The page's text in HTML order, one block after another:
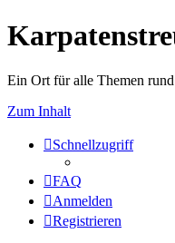
Ein Ort für alle Themen
Zum Inhalt
Schnellzugriff
FAQ
Anmelden
Registrieren